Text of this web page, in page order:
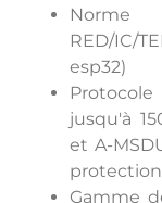
RED/IC/
esp32)
jusqu'à
et A-
Gamme